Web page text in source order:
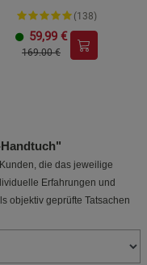
(138)
59,99 €
169.00 €
die das jeweilige
Erfahrungen und
objektiv geprüfte Tatsachen